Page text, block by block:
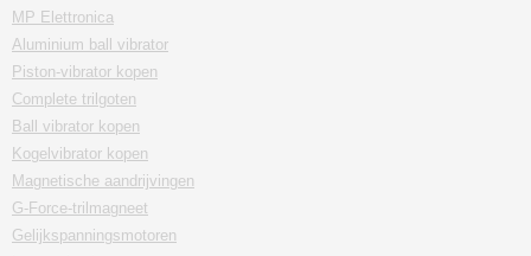
MP Elettronica
Aluminium ball vibrator
Piston-vibrator kopen
Complete trilgoten
Ball vibrator kopen
Kogelvibrator kopen
Magnetische aandrijvingen
G-Force-trilmagneet
Gelijkspanningsmotoren